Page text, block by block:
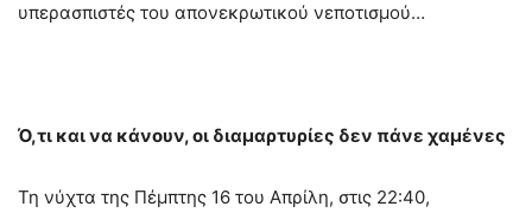
υπερασπιστές του απονεκρωτικού νεποτισμού…
Ό,τι και να κάνουν, οι διαμαρτυρίες δεν πάνε χαμένες
Τη νύχτα της Πέμπτης 16 του Απρίλη, στις 22:40,